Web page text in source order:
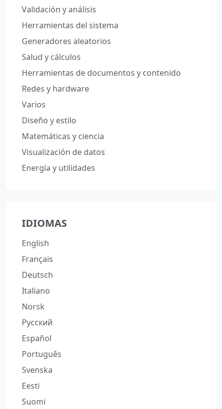
Validación y análisis
Herramientas del sistema
Generadores aleatorios
Salud y cálculos
Herramientas de documentos y contenido
Redes y hardware
Varios
Diseño y estilo
Matemáticas y ciencia
Visualización de datos
Energía y utilidades
IDIOMAS
English
Français
Deutsch
Italiano
Norsk
Русский
Español
Português
Svenska
Eesti
Suomi